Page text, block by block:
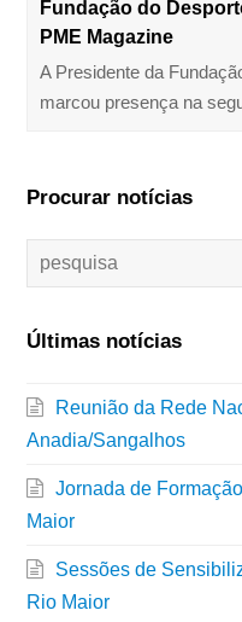
Fundação do
PME Magazine
A Presidente da
marcou presença na
Procurar notícias
Últimas notícias
Reunião da Rede
Anadia/Sangalhos
Jornada de
Maior
Sessões de
Rio Maior